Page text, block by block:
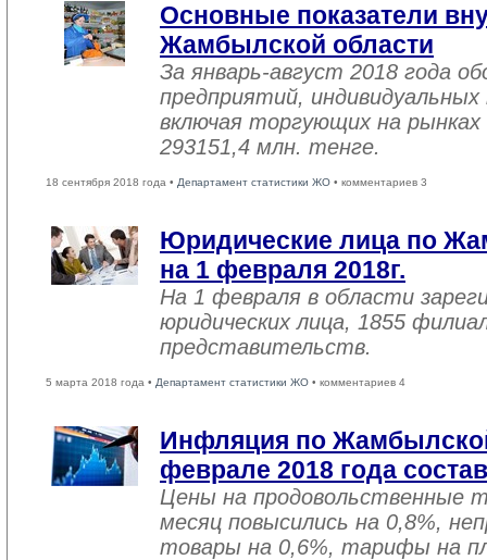
Основные показатели
Жамбылской области
За январь-август 2018 года
предприятий,
включая торгующих на рынках
293151,4 млн. тенге.
18 сентября 2018 года • Департамент статистики ЖО • комментариев 3
Юридические лица по
на 1 февраля 2018г.
На 1 февраля в области
юридических лица, 1855
представительств.
5 марта 2018 года • Департамент статистики ЖО • комментариев 4
Инфляция по
феврале 2018 года
Цены на продовольственные
месяц повысились на 0,8%,
товары на 0,6%, тарифы на